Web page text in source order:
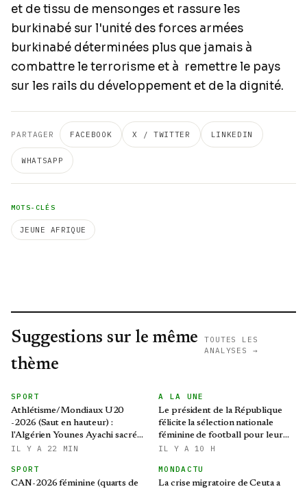
et de tissu de mensonges et rassure les
burkinabé sur l'unité des forces armées
burkinabé déterminées plus que jamais à
combattre le terrorisme et à remettre le pays
sur les rails du développement et de la dignité.
PARTAGER FACEBOOK X / TWITTER LINKEDIN
WHATSAPP
MOTS-CLÉS
JEUNE AFRIQUE
Suggestions sur le même
thème
TOUTES LES
ANALYSES →
SPORT
Athlétisme/Mondiaux U20
-2026 (Saut en hauteur) :
l'Algérien Younes Ayachi sacré
champion du monde
IL Y A 22 MIN
A LA UNE
Le président de la République
félicite la sélection nationale
féminine de football pour leur
qualification au Mondial 2027 et
IL Y A 10 H
SPORT
CAN-2026 féminine (quarts de
MONDACTU
La crise migratoire de Ceuta a